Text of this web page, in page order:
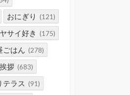
おにぎり (121)
サイ好き (175)
ごはん (278)
拶 (683)
テラス (91)